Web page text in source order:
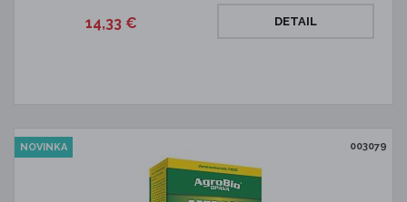
14,33 € DETAIL
003079
NOVINKA